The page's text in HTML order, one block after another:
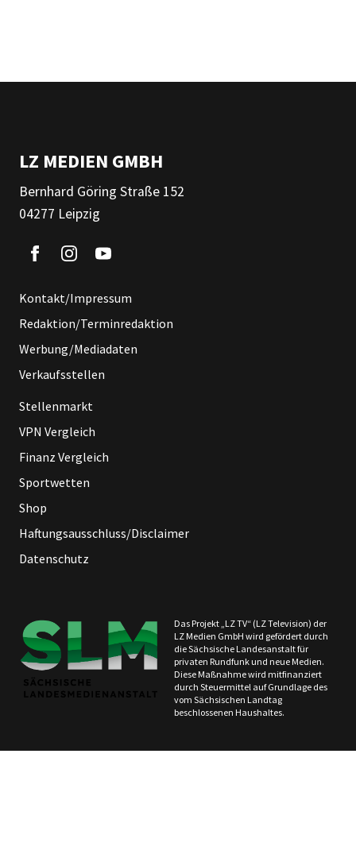
LZ MEDIEN GMBH
Bernhard Göring Straße 152
04277 Leipzig
Kontakt/Impressum
Redaktion/Terminredaktion
Werbung/Mediadaten
Verkaufsstellen
Stellenmarkt
VPN Vergleich
Finanz Vergleich
Sportwetten
Shop
Haftungsausschluss/Disclaimer
Datenschutz
Das Projekt „LZ TV“ (LZ Television) der
LZ Medien GmbH wird gefördert durch
die Sächsische Landesanstalt für
privaten Rundfunk und neue Medien.
Diese Maßnahme wird mitfinanziert
durch Steuermittel auf Grundlage des
vom Sächsischen Landtag
beschlossenen Haushaltes.